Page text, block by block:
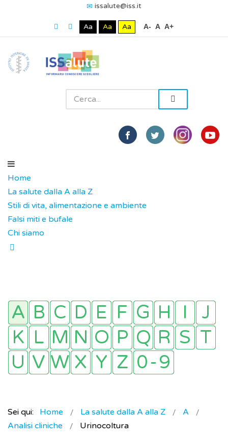
issalute@iss.it
Aa Aa Aa A- A A+
Home
La salute dalla A alla Z
Stili di vita, alimentazione e ambiente
Falsi miti e bufale
Chi siamo
Sei qui: Home La salute dalla A alla Z
A
Analisi cliniche
Urinocoltura